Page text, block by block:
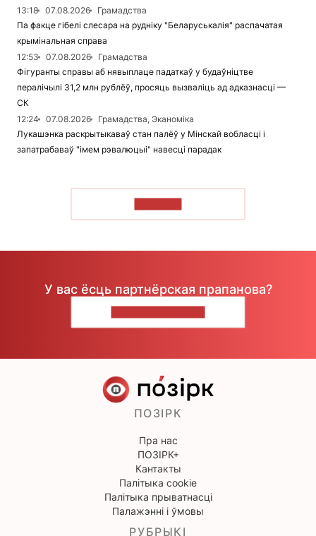
13:18
07.08.2026
Грамадства
Па факце гібелі слесара на рудніку "Беларуськалія" распачатая
крымінальная справа
12:53
07.08.2026
Грамадства
Фігуранты справы аб нявыплаце падаткаў у будаўніцтве
пералічылі 31,2 млн рублёў, просяць вызваліць ад адказнасці —
СК
12:24
07.08.2026
Грамадства, Эканоміка
Лукашэнка раскрытыкаваў стан палёў у Мінскай вобласці і
запатрабаваў "імем рэвалюцыі" навесці парадак
У вас ёсць партнёрская прапанова?
ПОЗІРК
Пра нас
ПОЗІРК+
Кантакты
Палітыка cookie
Палітыка прыватнасці
Палажэнні і ўмовы
РУБРЫКІ